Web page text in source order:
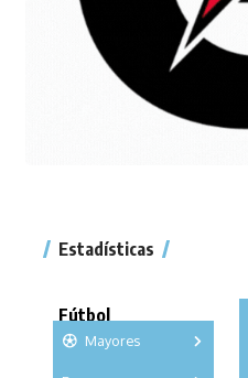
Estadísticas
Fútbol
Mayores